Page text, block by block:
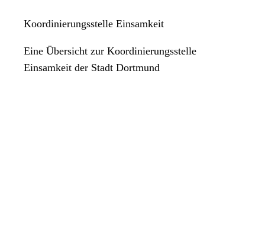
Koordinierungsstelle Einsamkeit
Eine Übersicht zur Koordinierungsstelle
Einsamkeit der Stadt Dortmund